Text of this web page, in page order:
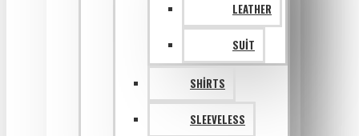
LEATHER
SUIT
SHIRTS
SLEEVELESS